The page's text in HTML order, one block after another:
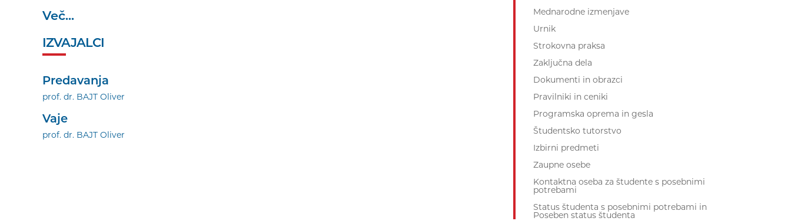
Več...
IZVAJALCI
Predavanja
prof. dr. BAJT Oliver
Vaje
prof. dr. BAJT Oliver
Mednarodne izmenjave
Urnik
Strokovna praksa
Zaključna dela
Dokumenti in obrazci
Pravilniki in ceniki
Programska oprema in gesla
Študentsko tutorstvo
Izbirni predmeti
Zaupne osebe
Kontaktna oseba za študente s posebnimi
potrebami
Status študenta s posebnimi potrebami in
Poseben status študenta